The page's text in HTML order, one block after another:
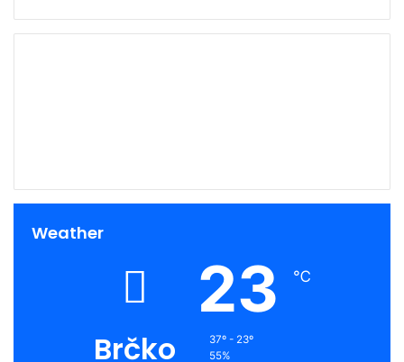
Weather
Brčko
23 ℃
37º - 23º
55%